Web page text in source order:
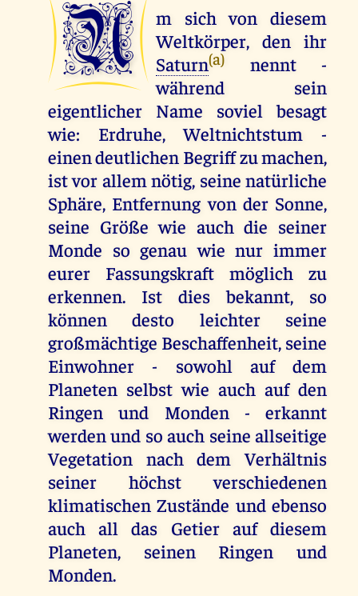
U
m sich von diesem
Weltkörper, den ihr
Saturn(a) nennt -
während sein
eigentlicher Name soviel besagt
wie: Erdruhe, Weltnichtstum -
einen deutlichen Begriff zu machen,
ist vor allem nötig, seine natürliche
Sphäre, Entfernung von der Sonne,
seine Größe wie auch die seiner
Monde so genau wie nur immer
eurer Fassungskraft möglich zu
erkennen. Ist dies bekannt, so
können desto leichter seine
großmächtige Beschaffenheit, seine
Einwohner - sowohl auf dem
Planeten selbst wie auch auf den
Ringen und Monden - erkannt
werden und so auch seine allseitige
Vegetation nach dem Verhältnis
seiner höchst verschiedenen
klimatischen Zustände und ebenso
auch all das Getier auf diesem
Planeten, seinen Ringen und
Monden.